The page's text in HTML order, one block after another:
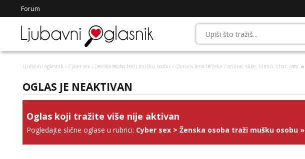
Forum
Ljubavni oglasnik › Cyber sex › Ženska osoba traži mušku osobu › 🥵vruća lena te čeka / online, slike, filmići, chat, cam 🔥
OGLAS JE NEAKTIVAN
Oglas koji tražite više nije aktivan
Pogledajte slične oglase u rubrici: Cyber sex > Ženska osoba traži mušku osobu »